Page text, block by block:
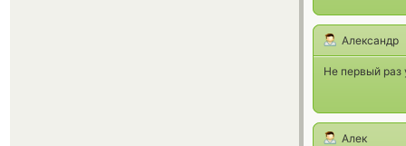
Александр
Не первый раз
Алек